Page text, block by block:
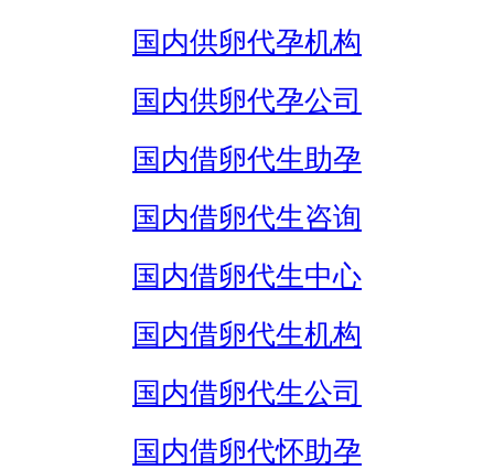
国内供卵代孕机构
国内供卵代孕公司
国内借卵代生助孕
国内借卵代生咨询
国内借卵代生中心
国内借卵代生机构
国内借卵代生公司
国内借卵代怀助孕